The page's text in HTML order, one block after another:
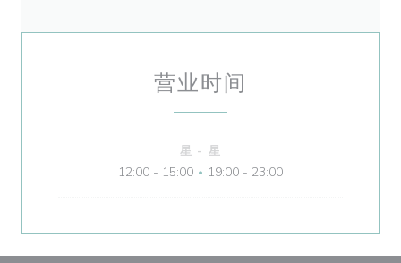
营业时间
星 - 星
12:00 - 15:00 • 19:00 - 23:00